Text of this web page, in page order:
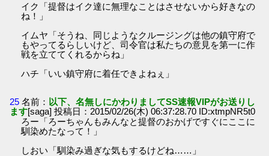
イク「提督はイク達に無理なことはさせないから好きなの
ね！」
イムヤ「そうね、同じようなクルージングは他の鎮守府で
もやってるらしいけど、司令官は私たちの意見を第一に作
戦を立ててくれるからね」
ハチ「いい鎮守府に着任できよねぇ」
25 名前： 以下、名無しにかわりましてSS速報VIPがお送りし
ます[saga] 投稿日：2015/02/26(木) 06:37:28.70 ID:xtmpNR5t0
ろー「ろーちゃんもみんなと提督のおかげですぐにここに
馴染めたなって！」
しおい「馴染み過ぎな気もするけどね……」